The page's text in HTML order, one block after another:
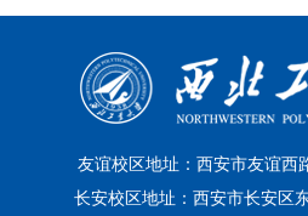
友谊校区地址：西安市友谊
长安校区地址：西安市长安区